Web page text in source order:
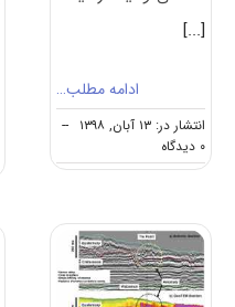
[...]
ادامه مطلب…
انتشار در: ۱۳ آبان, ۱۳۹۸
--
۰ دیدگاه
دانلود
۹۹
ژئوفیزیک
–
ژئو